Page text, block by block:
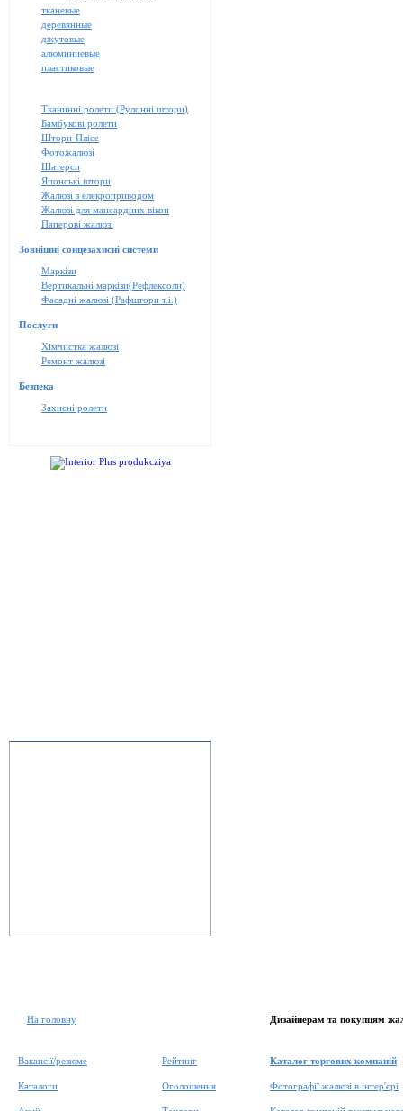
тканевые
деревянные
джутовые
алюминиевые
пластиковые
Тканинні ролети (Рулонні штори)
Бамбукові ролети
Штори-Плісе
Фотожалюзі
Шатерси
Японські штори
Жалюзі з елекроприводом
Жалюзі для мансардних вікон
Паперові жалюзі
Зовнішні сонцезахисні системи
Маркізи
Вертикальні маркізи(Рефлексоли)
Фасадні жалюзі (Рафштори т.і.)
Послуги
Хімчистка жалюзі
Ремонт жалюзі
Безпека
Захисні ролети
На головну
Вакансії/резюме
Каталоги
Рейтинг
Оголошення
Дизайнерам та покупцям
Каталог торгових компаній
Фотографії жалюзі в інтер'єрі